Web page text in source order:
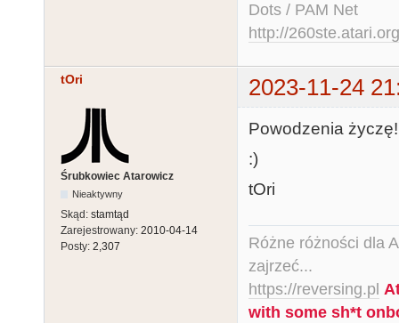
Dots / PAM Net
http://260ste.atari.org
tOri 2023-11-24
Śrubkowiec Atarowicz
Nieaktywny
Skąd: stamtąd
Zarejestrowany: 2010-04-14
Posty: 2,307
Powodzenia życzę!
:)
tOri
Różne różności dla
zajrzeć...
https://reversing.pl
with some sh*t